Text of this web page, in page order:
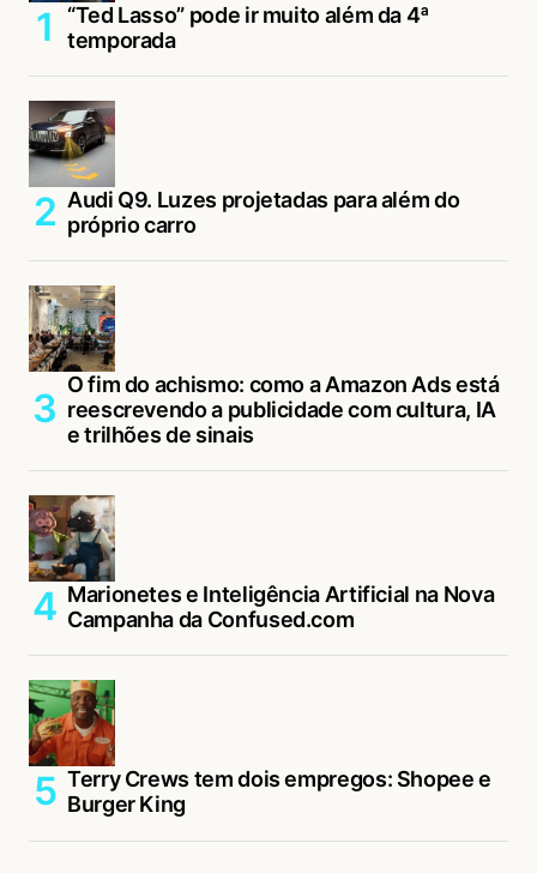
“Ted Lasso” pode ir muito além da 4ª
temporada
Audi Q9. Luzes projetadas para além do
próprio carro
O fim do achismo: como a Amazon Ads está
reescrevendo a publicidade com cultura, IA
e trilhões de sinais
Marionetes e Inteligência Artificial na Nova
Campanha da Confused.com
Terry Crews tem dois empregos: Shopee e
Burger King